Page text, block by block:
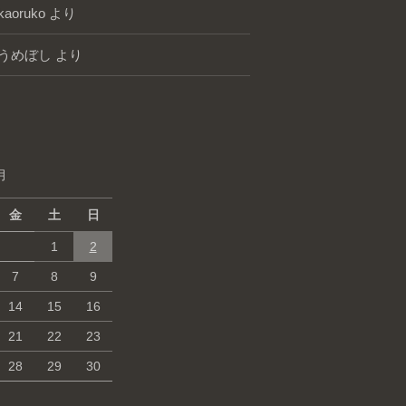
より
うめぼし より
金 土 日
1 2
7 8 9
14 15 16
21 22 23
28 29 30